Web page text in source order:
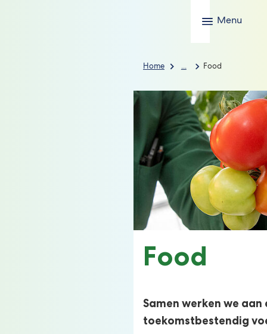
Menu
Home ... Food
Food
Samen werken we aan
toekomstbestendig